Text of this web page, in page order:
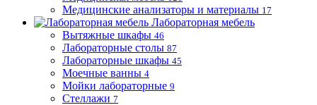
Медицинские анализаторы и материалы 17
Лабораторная мебель
Вытяжные шкафы 46
Лабораторные столы 87
Лабораторные шкафы 45
Моечные ванны 4
Мойки лабораторные 9
Стеллажи 7